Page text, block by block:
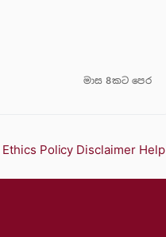
මාස 8කට පෙර
Ethics Policy Disclaimer Help